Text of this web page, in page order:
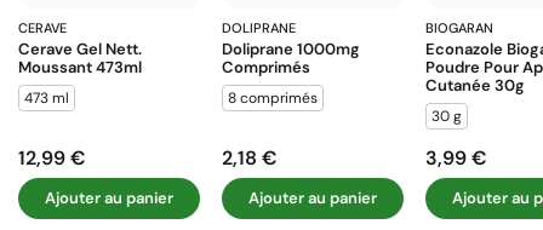
CERAVE
Cerave Gel Nett.
Moussant 473ml
473 ml
Prix
12,99 €
Ajouter au panier
DOLIPRANE
Doliprane 1000mg
Comprimés
8 comprimés
Prix
2,18 €
Ajouter au panier
BIOGARAN
Econazole
Poudre Pour
Cutanée 30g
30 g
Prix
3,99 €
Ajouter au